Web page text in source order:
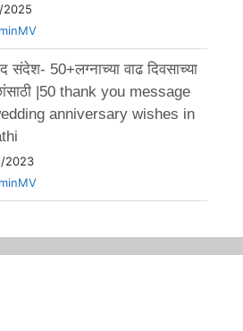
2025
संदेश- 50+लग्नाच्या वाढ दिवसाच्या
|50 thank you message
anniversary wishes in
2023